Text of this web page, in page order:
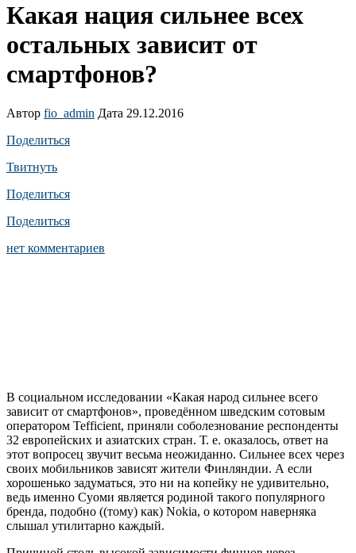
Какая нация сильнее всех
остальных зависит от
смартфонов?
Автор fio_admin Дата 29.12.2016
Поделиться
Твитнуть
Поделиться
Поделиться
нет комментариев
В социальном исследовании «Какая народ сильнее всего
зависит от смартфонов», проведённом шведским сотовым
оператором Tefficient, приняли соболезнование респонденты
32 европейских и азиатских стран. Т. е. оказалось, ответ на
этот вопросец звучит весьма неожиданно. Сильнее всех через
своих мобильников зависят жители Финляндии. А если
хорошенько задуматься, это ни на копейку не удивительно,
ведь именно Суоми является родиной такого популярного
бренда, подобно ((тому) как) Nokia, о котором наверняка
слышал утилитарно каждый.